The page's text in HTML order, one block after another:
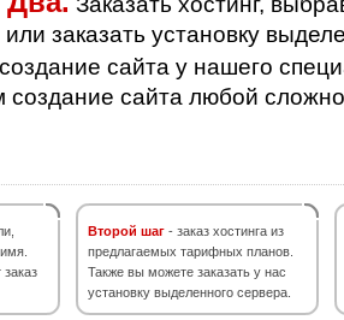
заказать установку
создание сайта у нашего
создание сайта любой
Второй шаг - заказ хостинга из
предлагаемых тарифных планов.
Также вы можете заказать у нас
установку выделенного сервера.